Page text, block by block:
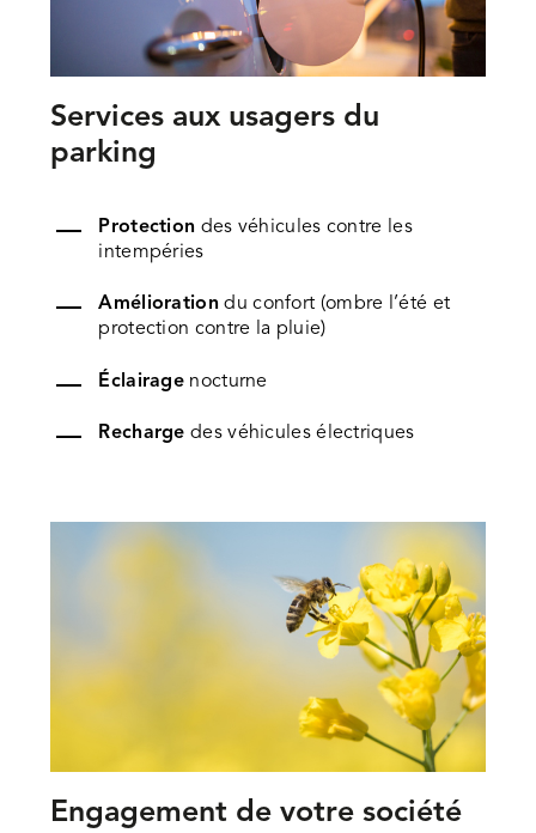
Services aux usagers du
parking
Protection des véhicules contre les
intempéries
Amélioration du confort (ombre l’été et
protection contre la pluie)
Éclairage nocturne
Recharge des véhicules électriques
Engagement de votre société